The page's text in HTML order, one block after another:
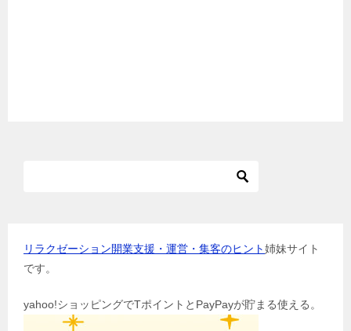
リラクゼーション開業支援・運営・集客のヒント姉妹サイト
です。
yahoo!ショッピングでTポイントとPayPayが貯まる使える。